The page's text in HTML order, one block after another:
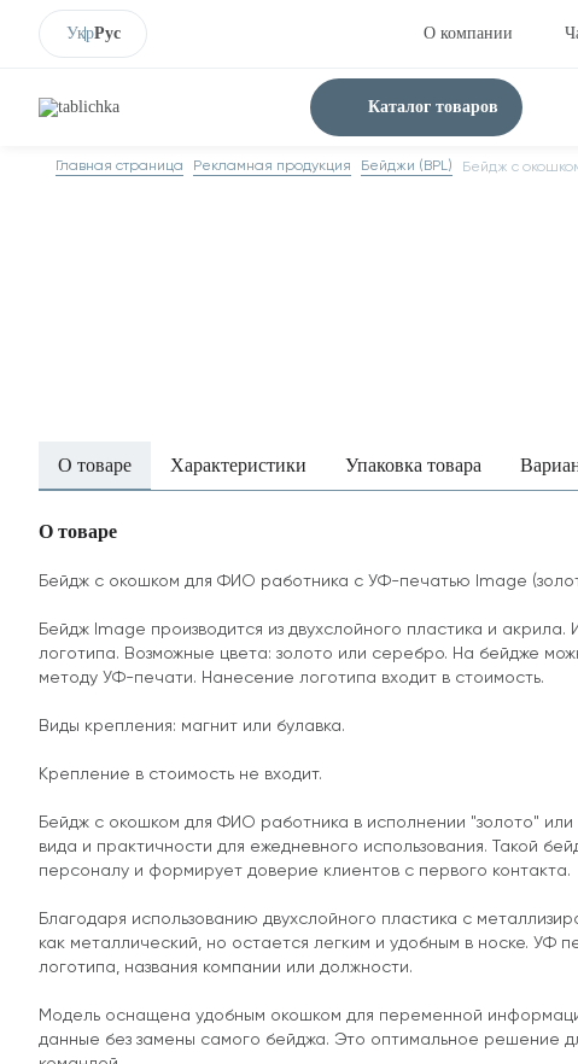
УкрРус О компании
Каталог товаров
Главная страница Рекламная продукция Бейджи (BPL) Бейдж с
О товаре Характеристики Упаковка товара
О товаре
Бейдж с окошком для ФИО работника с УФ-печатью Image
Бейдж Image производится из двухслойного пластика и
логотипа. Возможные цвета: золото или серебро. На бейдже
методу УФ-печати. Нанесение логотипа входит в стоимость.
Виды крепления: магнит или булавка.
Крепление в стоимость не входит.
Бейдж с окошком для ФИО работника в исполнении "золото"
вида и практичности для ежедневного использования. Такой
персоналу и формирует доверие клиентов с первого контакта.
Благодаря использованию двухслойного пластика с
как металлический, но остается легким и удобным в носке. УФ
логотипа, названия компании или должности.
Модель оснащена удобным окошком для переменной
данные без замены самого бейджа. Это оптимальное решение